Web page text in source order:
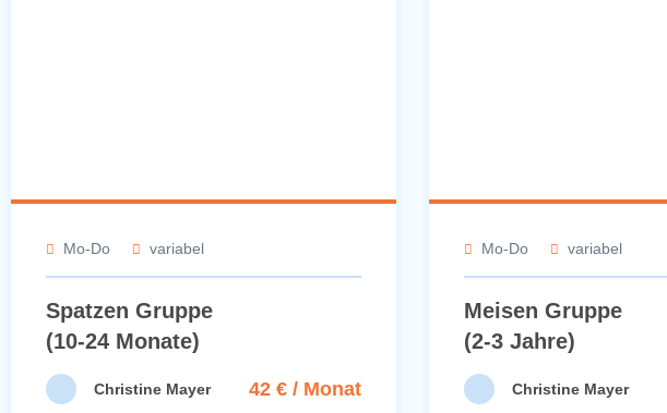
Mo-Do variabel
Spatzen Gruppe
(10-24 Monate)
Christine Mayer 42 € / Monat
Mo-Do variabel
Meisen Gruppe
(2-3 Jahre)
Christine Mayer